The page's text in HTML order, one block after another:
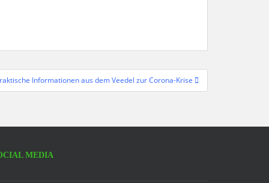
Informationen aus dem Veedel zur Corona-Krise
MEDIA